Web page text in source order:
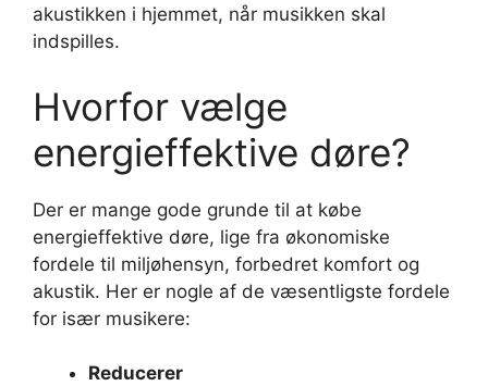
akustikken i hjemmet, når musikken skal
indspilles.
Hvorfor vælge
energieffektive døre?
Der er mange gode grunde til at købe
energieffektive døre, lige fra økonomiske
fordele til miljøhensyn, forbedret komfort og
akustik. Her er nogle af de væsentligste fordele
for især musikere:
Reducerer